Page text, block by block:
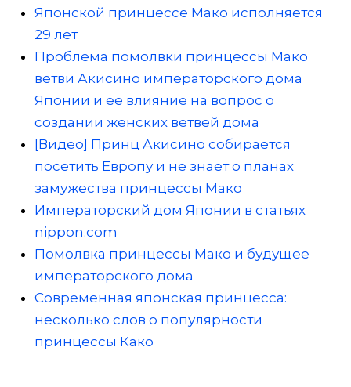
Японской принцессе Мако исполняется
29 лет
Проблема помолвки принцессы Мако
ветви Акисино императорского дома
Японии и её влияние на вопрос о
создании женских ветвей дома
[Видео] Принц Акисино собирается
посетить Европу и не знает о планах
замужества принцессы Мако
Императорский дом Японии в статьях
nippon.com
Помолвка принцессы Мако и будущее
императорского дома
Современная японская принцесса:
несколько слов о популярности
принцессы Како